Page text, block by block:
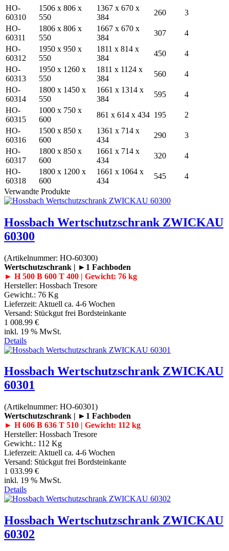
HO-
60310
1506 x 806 x
550
1367 x 670 x
384
260
3
HO-
60311
1806 x 806 x
550
1667 x 670 x
384
307
4
HO-
60312
1950 x 950 x
550
1811 x 814 x
384
450
4
HO-
60313
1950 x 1260 x
550
1811 x 1124 x
384
560
4
HO-
60314
1800 x 1450 x
550
1661 x 1314 x
384
595
4
HO-
60315
1000 x 750 x
600
861 x 614 x 434 195
2
HO-
60316
1500 x 850 x
600
1361 x 714 x
434
290
3
HO-
60317
1800 x 850 x
600
1661 x 714 x
434
320
4
HO-
60318
1800 x 1200 x
600
1661 x 1064 x
434
545
4
Verwandte Produkte
Hossbach Wertschutzschrank ZWICKAU
60300
(Artikelnummer: HO-60300)
Wertschutzschrank | ►1 Fachboden
► H 500 B 600 T 400 | Gewicht: 76 kg
Hersteller: Hossbach Tresore
Gewicht.: 76 Kg
Lieferzeit: Aktuell ca. 4-6 Wochen
Versand: Stückgut frei Bordsteinkante
1 008.99 €
inkl. 19 % MwSt.
Details
Hossbach Wertschutzschrank ZWICKAU
60301
(Artikelnummer: HO-60301)
Wertschutzschrank | ►1 Fachboden
► H 606 B 636 T 510 | Gewicht: 112 kg
Hersteller: Hossbach Tresore
Gewicht.: 112 Kg
Lieferzeit: Aktuell ca. 4-6 Wochen
Versand: Stückgut frei Bordsteinkante
1 033.99 €
inkl. 19 % MwSt.
Details
Hossbach Wertschutzschrank ZWICKAU
60302